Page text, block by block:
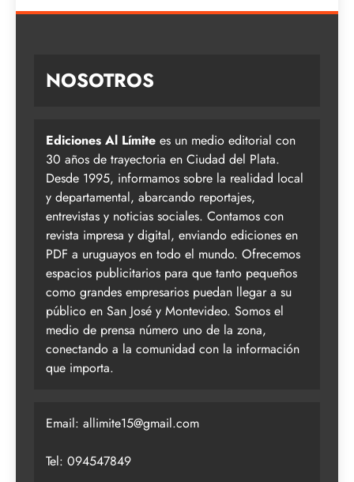
NOSOTROS
Ediciones Al Límite es un medio editorial con
30 años de trayectoria en Ciudad del Plata.
Desde 1995, informamos sobre la realidad local
y departamental, abarcando reportajes,
entrevistas y noticias sociales. Contamos con
revista impresa y digital, enviando ediciones en
PDF a uruguayos en todo el mundo. Ofrecemos
espacios publicitarios para que tanto pequeños
como grandes empresarios puedan llegar a su
público en San José y Montevideo. Somos el
medio de prensa número uno de la zona,
conectando a la comunidad con la información
que importa.
Email: allimite15@gmail.com
Tel: 094547849